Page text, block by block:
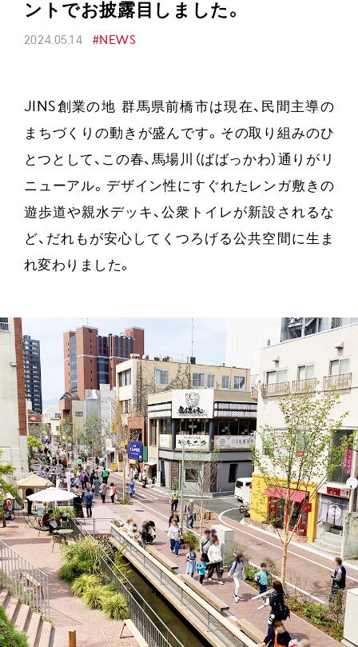
ントでお披露目しました。
2024.05.14 #NEWS
JINS創業の地 群馬県前橋市は現在、民間主導の
まちづくりの動きが盛んです。その取り組みのひ
とつとして、この春、馬場川（ばばっかわ）通りがリ
ニューアル。デザイン性にすぐれたレンガ敷きの
遊歩道や親水デッキ、公衆トイレが新設されるな
ど、だれもが安心してくつろげる公共空間に生ま
れ変わりました。